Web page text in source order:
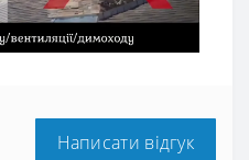
Написати відгук